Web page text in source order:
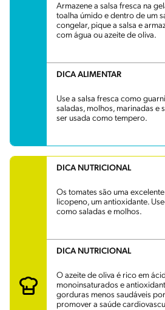
Armazene a salsa fresca na
toalha úmido e dentro de um
congelar, pique a salsa e
com água ou azeite de oliva.
DICA ALIMENTAR
Use a salsa fresca como
saladas, molhos, marinadas e
ser usada como tempero.
DICA NUTRICIONAL
Os tomates são uma
licopeno, um antioxidante.
como saladas e molhos.
DICA NUTRICIONAL
O azeite de oliva é rico em
monoinsaturados e
gorduras menos saudáveis
promover a saúde